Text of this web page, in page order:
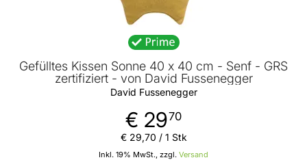
Gefülltes Kissen Sonne 40 x 40 cm - Senf - GRS
zertifiziert - von David Fussenegger
David Fussenegger
€ 2970
Inkl. 19% MwSt., zzgl. Versand
€ 29,70 / 1 Stk